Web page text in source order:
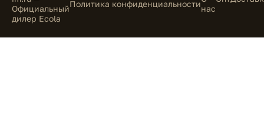
Официальный
дилер Ecola
Политика конфиденциальностинас